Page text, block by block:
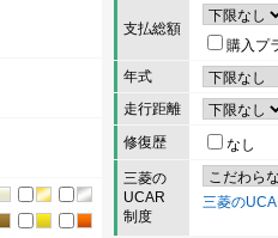
支払総額
購入プ
年式
走行距離
修復歴
なし
三菱の
UCAR
制度
三菱の